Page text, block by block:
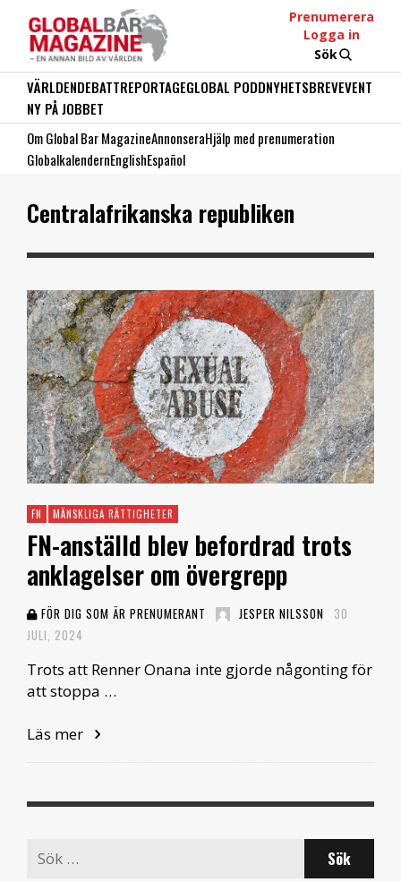
Prenumerera
Logga in
Sök
VÄRLDENDEBATTREPORTAGEGLOBAL PODDNYHETSBREVEVENT
NY PÅ JOBBET
Om Global Bar MagazineAnnonseraHjälp med prenumeration
GlobalkalendernEnglishEspañol
Centralafrikanska republiken
FN MÄNSKLIGA RÄTTIGHETER
FN-anställd blev befordrad trots
anklagelser om övergrepp
FÖR DIG SOM ÄR PRENUMERANT JESPER NILSSON
30
JULI, 2024
Trots att Renner Onana inte gjorde någonting för
att stoppa …
Läs mer
Search
for: